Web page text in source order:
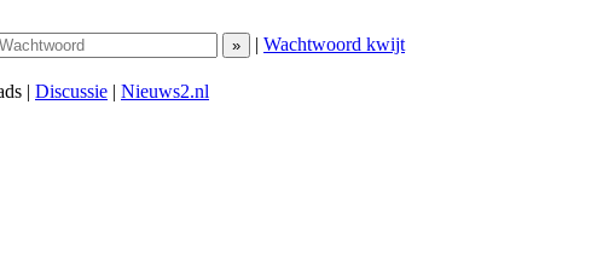
| Wachtwoord kwijt
| Discussie | Nieuws2.nl